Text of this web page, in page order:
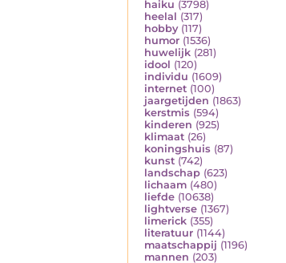
haiku (3798)
heelal (317)
hobby (117)
humor (1536)
huwelijk (281)
idool (120)
individu (1609)
internet (100)
jaargetijden (1863)
kerstmis (594)
kinderen (925)
klimaat (26)
koningshuis (87)
kunst (742)
landschap (623)
lichaam (480)
liefde (10638)
lightverse (1367)
limerick (355)
literatuur (1144)
maatschappij (1196)
mannen (203)